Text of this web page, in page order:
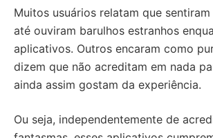
Muitos usuários relatam que sentiram
até ouviram barulhos estranhos
aplicativos. Outros encaram como
dizem que não acreditam em nada
ainda assim gostam da experiência.
Ou seja, independentemente de